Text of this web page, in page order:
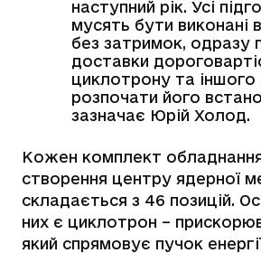
наступний рік. Усі
мусять бути виконані
без затримок, одразу
доставки
циклотрону та іншого
розпочати його
зазначає Юрій Холод.
Кожен комплект
створення центру ядерної
складається з 46 позицій.
них є циклотрон –
який спрямовує пучок